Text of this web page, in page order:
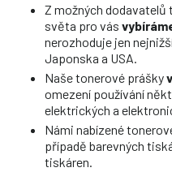
Z možných dodavatelů
světa pro vás
nerozhoduje jen
Japonska a USA.
Naše tonerové prášky
omezení používání
elektrických a
Námi nabízené
případě barevných
tiskáren.